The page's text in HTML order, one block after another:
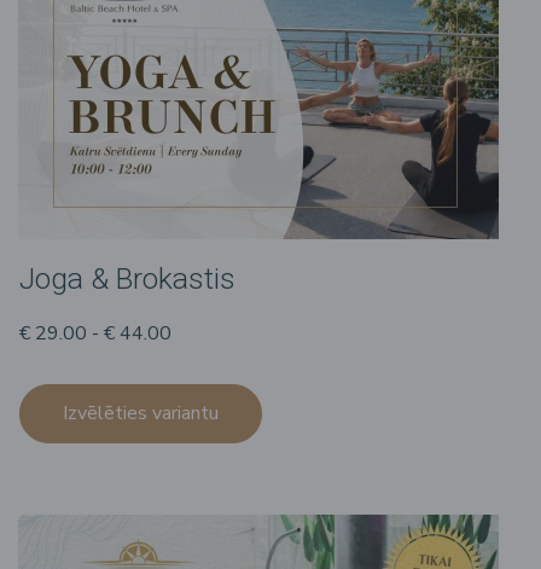
Joga & Brokastis
€ 29.00 - € 44.00
Izvēlēties variantu